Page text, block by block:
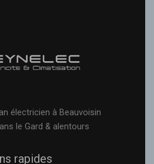
électricien à Beauvoisin
le Gard & alentours
rapides